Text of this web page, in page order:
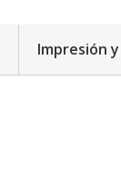
Impresión